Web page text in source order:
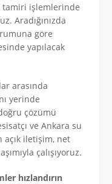
tamiri işlemlerinde
Aradığınızda
göre
yapılacak
arasında
yerinde
çözümü
ve Ankara su
açık iletişim, net
çalışıyoruz.
hızlandırın